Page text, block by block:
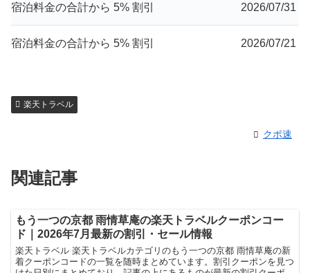
宿泊料金の合計から 5% 割引 2026/07/31
宿泊料金の合計から 5% 割引 2026/07/21
楽天トラベル
クポ速
関連記事
もう一つの京都 雨情草庵の楽天トラベルクーポンコー
ド｜2026年7月最新の割引・セール情報
楽天トラベル 楽天トラベルカテゴリのもう一つの京都 雨情草庵の新
着クーポンコードの一覧を随時まとめています。割引クーポンを見つ